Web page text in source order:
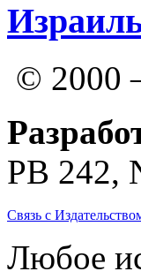
© 2000
PB 242,
Связь с
Любое